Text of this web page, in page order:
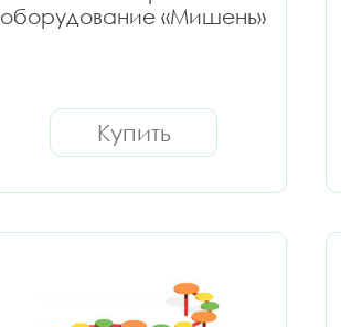
оборудование «Мишень»
Купить